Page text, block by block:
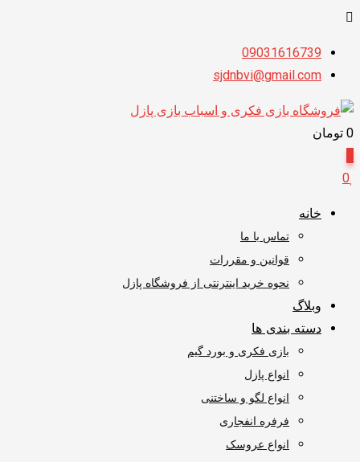
پرش
محتوا
09031616739
sjdnbvi@gmail.com
0 تومان
0
خانه
تماس با ما
قوانین و مقررات
نحوه خرید اینترنتی از فروشگاه پازل
وبلاگ
دسته بندی ها
بازی فکری و بورد گیم
انواع پازل
انواع لگو و ساختنی
فرفره انفجاری
انواع عروسک